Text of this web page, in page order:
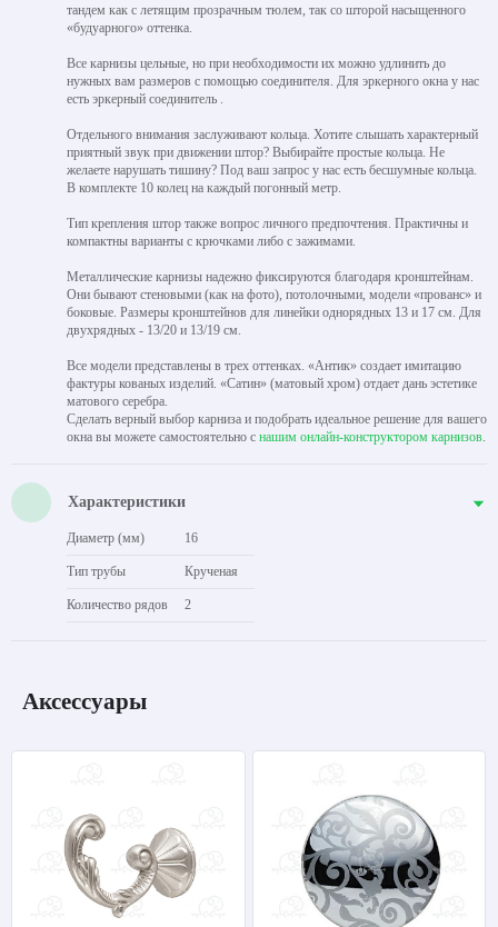
тандем как с летящим прозрачным тюлем, так со шторой насыщенного
«будуарного» оттенка.
Все карнизы цельные, но при необходимости их можно удлинить до
нужных вам размеров с помощью соединителя. Для эркерного окна у нас
есть эркерный соединитель .
Отдельного внимания заслуживают кольца. Хотите слышать характерный
приятный звук при движении штор? Выбирайте простые кольца. Не
желаете нарушать тишину? Под ваш запрос у нас есть бесшумные кольца.
В комплекте 10 колец на каждый погонный метр.
Тип крепления штор также вопрос личного предпочтения. Практичны и
компактны варианты с крючками либо с зажимами.
Металлические карнизы надежно фиксируются благодаря кронштейнам.
Они бывают стеновыми (как на фото), потолочными, модели «прованс» и
боковые. Размеры кронштейнов для линейки однорядных 13 и 17 см. Для
двухрядных - 13/20 и 13/19 см.
Все модели представлены в трех оттенках. «Антик» создает имитацию
фактуры кованых изделий. «Сатин» (матовый хром) отдает дань эстетике
матового серебра.
Сделать верный выбор карниза и подобрать идеальное решение для вашего
окна вы можете самостоятельно с нашим онлайн-конструктором карнизов.
Характеристики
Диаметр (мм) 16
Тип трубы Крученая
Количество рядов 2
Аксессуары